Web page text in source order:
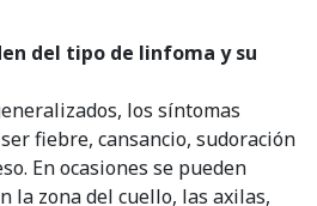
del tipo de linfoma y su
los síntomas
fiebre, cansancio, sudoración
En ocasiones se pueden
la zona del cuello, las axilas,